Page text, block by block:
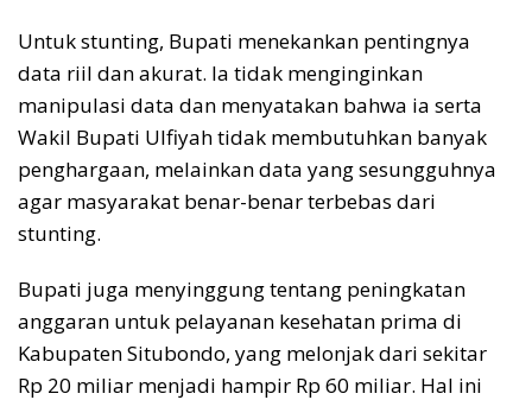
Untuk stunting, Bupati menekankan pentingnya
data riil dan akurat. Ia tidak menginginkan
manipulasi data dan menyatakan bahwa ia serta
Wakil Bupati Ulfiyah tidak membutuhkan banyak
penghargaan, melainkan data yang sesungguhnya
agar masyarakat benar-benar terbebas dari
stunting.
Bupati juga menyinggung tentang peningkatan
anggaran untuk pelayanan kesehatan prima di
Kabupaten Situbondo, yang melonjak dari sekitar
Rp 20 miliar menjadi hampir Rp 60 miliar. Hal ini